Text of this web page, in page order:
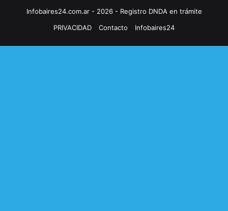
Infobaires24.com.ar - 2026 - Registro DNDA en trámite
PRIVACIDAD
Contacto Infobaires24